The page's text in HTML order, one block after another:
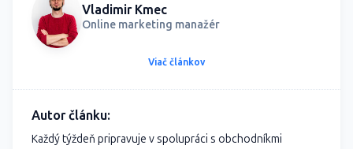
Vladimir Kmec
Online marketing manažér
Viač článkov
Autor článku:
Každý týždeň pripravuje v spolupráci s obchodníkmi